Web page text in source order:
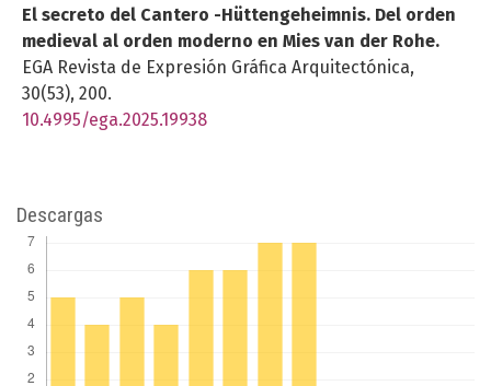
El secreto del Cantero -Hüttengeheimnis. Del orden
medieval al orden moderno en Mies van der Rohe.
EGA Revista de Expresión Gráfica Arquitectónica,
30(53), 200.
10.4995/ega.2025.19938
Descargas